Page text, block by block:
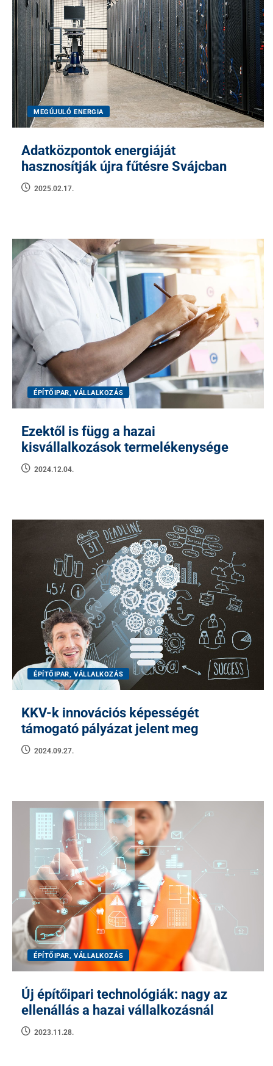
MEGÚJULÓ ENERGIA
Adatközpontok energiáját
hasznosítják újra fűtésre Svájcban
2025.02.17.
ÉPÍTŐIPAR, VÁLLALKOZÁS
Ezektől is függ a hazai
kisvállalkozások termelékenysége
2024.12.04.
ÉPÍTŐIPAR, VÁLLALKOZÁS
KKV-k innovációs képességét
támogató pályázat jelent meg
2024.09.27.
ÉPÍTŐIPAR, VÁLLALKOZÁS
Új építőipari technológiák: nagy az
ellenállás a hazai vállalkozásnál
2023.11.28.